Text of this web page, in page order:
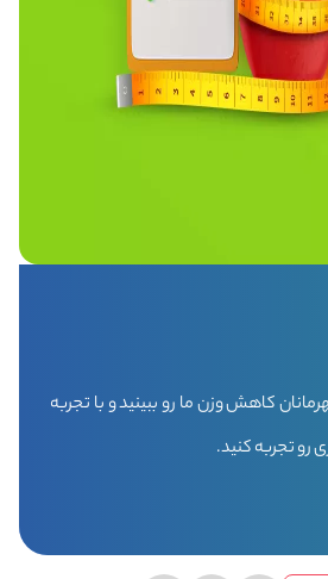
کاهش وزن ما رو ببینید و با تجربه
رو تجربه کنید.